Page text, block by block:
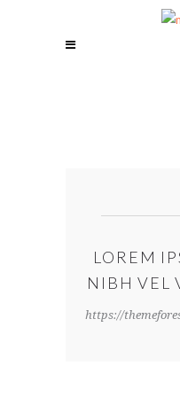
LOREM
NIBH VEL
https://